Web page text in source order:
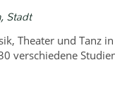
Stadt
Theater und Tanz
verschiedene